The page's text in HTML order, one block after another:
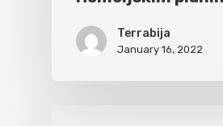
Terrabija
January 16, 2022